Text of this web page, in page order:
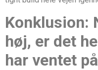
Konklusion:
høj, er det
har ventet på